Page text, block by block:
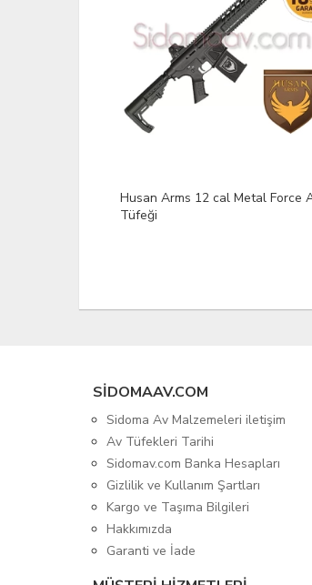
Gamo Hunter 1250 4.5mm Havalı
Tüfek
SIDOMAAV.COM
Sidoma Av Malzemeleri iletişim
Av Tüfekleri Tarihi
Sidomav.com Banka Hesapları
Gizlilik ve Kullanım Şartları
Kargo ve Taşıma Bilgileri
Hakkımızda
Garanti ve İade